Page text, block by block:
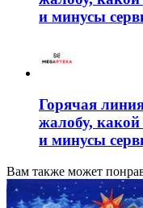
и минусы
Горячая
жалобу,
и минусы
Вам также может